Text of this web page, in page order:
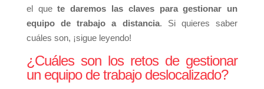
el quete daremos las claves para gestionar un
equipo de trabajo a distancia. Si quieres saber
cuáles son, ¡sigue leyendo!
¿Cuáles son los retos de gestionar
un equipo de trabajo deslocalizado?